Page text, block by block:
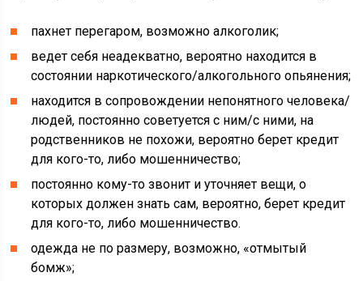
пахнет перегаром, возможно алкоголик;
ведет себя неадекватно, вероятно находится в
состоянии наркотического/алкогольного опьянения;
находится в сопровождении непонятного человека/
людей, постоянно советуется с ним/с ними, на
родственников не похожи, вероятно берет кредит
для кого-то, либо мошенничество;
постоянно кому-то звонит и уточняет вещи, о
которых должен знать сам, вероятно, берет кредит
для кого-то, либо мошенничество.
одежда не по размеру, возможно, «отмытый
бомж»;